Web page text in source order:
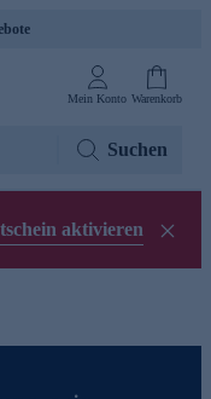
Mein Konto Warenkorb
Suchen
aktivieren